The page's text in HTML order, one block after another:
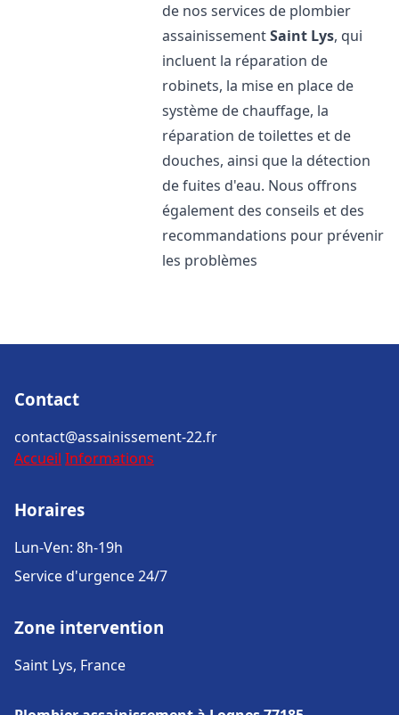
de nos services de plombier
assainissementSaint Lys, qui
incluent la réparation de
robinets, la mise en place de
système de chauffage, la
réparation de toilettes et de
douches, ainsi que la détection
de fuites d'eau. Nous offrons
également des conseils et des
recommandations pour prévenir
les problèmes
Contact
contact@assainissement-22.fr
Accueil Informations
Horaires
Lun-Ven: 8h-19h
Service d'urgence 24/7
Zone intervention
Saint Lys, France